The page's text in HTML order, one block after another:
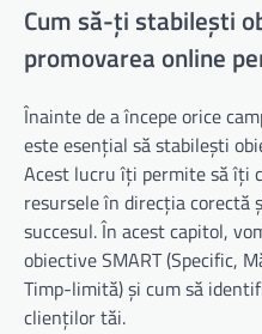
Cum să-ți stabilești
promovarea online
Înainte de a începe orice
este esențial să stabilești
Acest lucru îți permite să îți
resursele în direcția corectă
succesul. În acest capitol,
obiective SMART (Specific,
Timp-limită) și cum să
clienților tăi.